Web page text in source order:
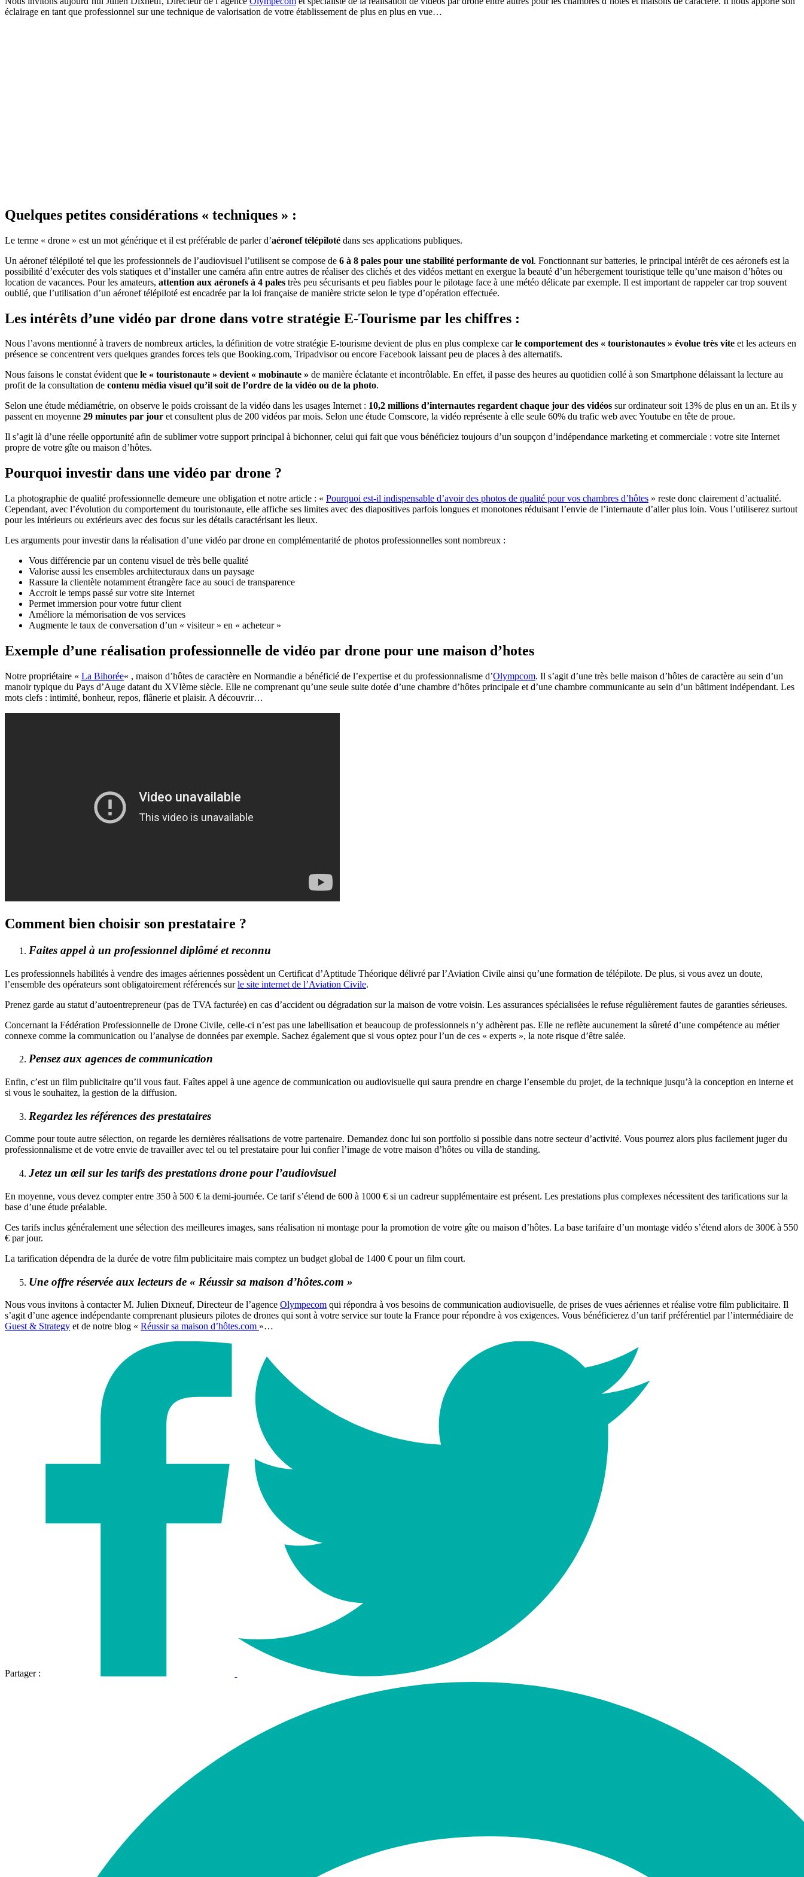
éclairage en tant que professionnel sur une technique de valorisation de votre établissement de plus en plus en vue…
Quelques petites considérations « techniques » :
Le terme « drone » est un mot générique et il est préférable de parler d’aéronef télépiloté dans ses applications publiques.
Un aéronef télépiloté tel que les professionnels de l’audiovisuel l’utilisent se compose de 6 à 8 pales pour une stabilité performante de vol. Fonctionnant sur batteries, le principal intérêt de ces aéronefs est la
possibilité d’exécuter des vols statiques et d’installer une caméra afin entre autres de réaliser des clichés et des vidéos mettant en exergue la beauté d’un hébergement touristique telle qu’une maison d’hôtes ou
location de vacances. Pour les amateurs, attention aux aéronefs à 4 pales très peu sécurisants et peu fiables pour le pilotage face à une météo délicate par exemple. Il est important de rappeler car trop souvent
oublié, que l’utilisation d’un aéronef télépiloté est encadrée par la loi française de manière stricte selon le type d’opération effectuée.
Les intérêts d’une vidéo par drone dans votre stratégie E-Tourisme par les chiffres :
Nous l’avons mentionné à travers de nombreux articles, la définition de votre stratégie E-tourisme devient de plus en plus complexe carle comportement des « touristonautes » évolue très vite et les acteurs en
présence se concentrent vers quelques grandes forces tels que Booking.com, Tripadvisor ou encore Facebook laissant peu de places à des alternatifs.
Nous faisons le constat évident que le « touristonaute » devient « mobinaute » de manière éclatante et incontrôlable. En effet, il passe des heures au quotidien collé à son Smartphone délaissant la lecture au
profit de la consultation de contenu média visuel qu’il soit de l’ordre de la vidéo ou de la photo.
Selon une étude médiamétrie, on observe le poids croissant de la vidéo dans les usages Internet : 10,2 millions d’internautes regardent chaque jour des vidéos sur ordinateur soit 13% de plus en un an. Et ils y
passent en moyenne 29 minutes par jour et consultent plus de 200 vidéos par mois. Selon une étude Comscore, la vidéo représente à elle seule 60% du trafic web avec Youtube en tête de proue.
Il s’agit là d’une réelle opportunité afin de sublimer votre support principal à bichonner, celui qui fait que vous bénéficiez toujours d’un soupçon d’indépendance marketing et commerciale : votre site Internet
propre de votre gîte ou maison d’hôtes.
Pourquoi investir dans une vidéo par drone ?
La photographie de qualité professionnelle demeure une obligation et notre article : « Pourquoi est-il indispensable d’avoir des photos de qualité pour vos chambres d’hôtes » reste donc clairement d’actualité.
Cependant, avec l’évolution du comportement du touristonaute, elle affiche ses limites avec des diapositives parfois longues et monotones réduisant l’envie de l’internaute d’aller plus loin. Vous l’utiliserez surtout
pour les intérieurs ou extérieurs avec des focus sur les détails caractérisant les lieux.
Les arguments pour investir dans la réalisation d’une vidéo par drone en complémentarité de photos professionnelles sont nombreux :
Vous différencie par un contenu visuel de très belle qualité
Valorise aussi les ensembles architecturaux dans un paysage
Rassure la clientèle notamment étrangère face au souci de transparence
Accroit le temps passé sur votre site Internet
Permet immersion pour votre futur client
Améliore la mémorisation de vos services
Augmente le taux de conversation d’un « visiteur » en « acheteur »
Exemple d’une réalisation professionnelle de vidéo par drone pour une maison d’hotes
Notre propriétaire « La Bihorée« , maison d’hôtes de caractère en Normandie a bénéficié de l’expertise et du professionnalisme d’Olympcom. Il s’agit d’une très belle maison d’hôtes de caractère au sein d’un
manoir typique du Pays d’Auge datant du XVIème siècle. Elle ne comprenant qu’une seule suite dotée d’une chambre d’hôtes principale et d’une chambre communicante au sein d’un bâtiment indépendant. Les
mots clefs : intimité, bonheur, repos, flânerie et plaisir. A découvrir…
Comment bien choisir son prestataire ?
Faites appel à un professionnel diplômé et reconnu
Les professionnels habilités à vendre des images aériennes possèdent un Certificat d’Aptitude Théorique délivré par l’Aviation Civile ainsi qu’une formation de télépilote. De plus, si vous avez un doute,
l’ensemble des opérateurs sont obligatoirement référencés surle site internet de l’Aviation Civile.
Prenez garde au statut d’autoentrepreneur (pas de TVA facturée) en cas d’accident ou dégradation sur la maison de votre voisin. Les assurances spécialisées le refuse régulièrement fautes de garanties sérieuses.
Concernant la Fédération Professionnelle de Drone Civile, celle-ci n’est pas une labellisation et beaucoup de professionnels n’y adhèrent pas. Elle ne reflète aucunement la sûreté d’une compétence au métier
connexe comme la communication ou l’analyse de données par exemple. Sachez également que si vous optez pour l’un de ces « experts », la note risque d’être salée.
Pensez aux agences de communication
Enfin, c’est un film publicitaire qu’il vous faut. Faîtes appel à une agence de communication ou audiovisuelle qui saura prendre en charge l’ensemble du projet, de la technique jusqu’à la conception en interne et
si vous le souhaitez, la gestion de la diffusion.
Regardez les références des prestataires
Comme pour toute autre sélection, on regarde les dernières réalisations de votre partenaire. Demandez donc lui son portfolio si possible dans notre secteur d’activité. Vous pourrez alors plus facilement juger du
professionnalisme et de votre envie de travailler avec tel ou tel prestataire pour lui confier l’image de votre maison d’hôtes ou villa de standing.
Jetez un œil sur les tarifs des prestations drone pour l’audiovisuel
En moyenne, vous devez compter entre 350 à 500 € la demi-journée. Ce tarif s’étend de 600 à 1000 € si un cadreur supplémentaire est présent. Les prestations plus complexes nécessitent des tarifications sur la
base d’une étude préalable.
Ces tarifs inclus généralement une sélection des meilleures images, sans réalisation ni montage pour la promotion de votre gîte ou maison d’hôtes. La base tarifaire d’un montage vidéo s’étend alors de 300€ à 550
€ par jour.
La tarification dépendra de la durée de votre film publicitaire mais comptez un budget global de 1400 € pour un film court.
Une offre réservée aux lecteurs de « Réussir sa maison d’hôtes.com »
Nous vous invitons à contacter M. Julien Dixneuf, Directeur de l’agence Olympecom qui répondra à vos besoins de communication audiovisuelle, de prises de vues aériennes et réalise votre film publicitaire. Il
s’agit d’une agence indépendante comprenant plusieurs pilotes de drones qui sont à votre service sur toute la France pour répondre à vos exigences. Vous bénéficierez d’un tarif préférentiel par l’intermédiaire de
Guest & Strategy et de notre blog « Réussir sa maison d’hôtes.com »…
Partager :